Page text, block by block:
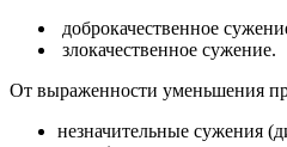
доброкачественное
злокачественное сужение.
От выраженности уменьшения
незначительные сужения